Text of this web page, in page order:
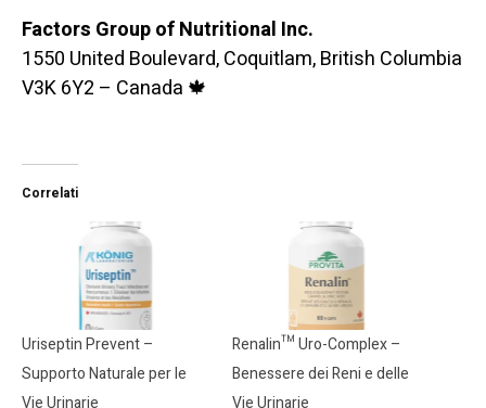
Factors Group of Nutritional Inc.
1550 United Boulevard, Coquitlam, British Columbia
V3K 6Y2 – Canada 🍁
Correlati
Uriseptin Prevent –
Supporto Naturale per le
Vie Urinarie
Renalin™ Uro-Complex –
Benessere dei Reni e delle
Vie Urinarie